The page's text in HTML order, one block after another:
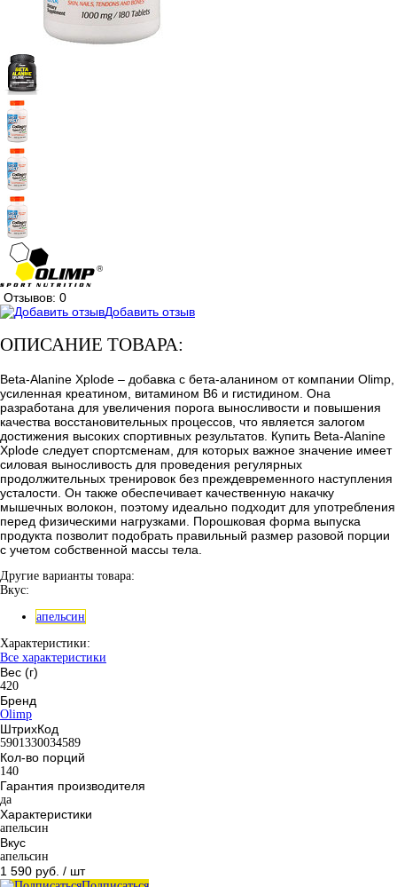
Отзывов: 0
Добавить отзыв
ОПИСАНИЕ ТОВАРА:
Beta-Alanine Xplode – добавка с бета-аланином от компании Olimp,
усиленная креатином, витамином В6 и гистидином. Она
разработана для увеличения порога выносливости и повышения
качества восстановительных процессов, что является залогом
достижения высоких спортивных результатов. Купить Beta-Alanine
Xplode следует спортсменам, для которых важное значение имеет
силовая выносливость для проведения регулярных
продолжительных тренировок без преждевременного наступления
усталости. Он также обеспечивает качественную накачку
мышечных волокон, поэтому идеально подходит для употребления
перед физическими нагрузками. Порошковая форма выпуска
продукта позволит подобрать правильный размер разовой порции
с учетом собственной массы тела.
Другие варианты товара:
Вкус:
апельсин
Характеристики:
Все характеристики
Вес (г)
420
Бренд
Olimp
ШтрихКод
5901330034589
Кол-во порций
140
Гарантия производителя
да
Характеристики
апельсин
Вкус
апельсин
1 590 руб. / шт